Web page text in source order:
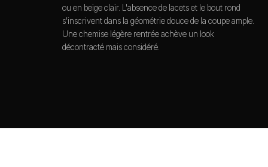
ou en beige clair. L'absence de lacets et le bout rond
s'inscrivent dans la géométrie douce de la coupe ample.
Une chemise légère rentrée achève un look
décontracté mais considéré.